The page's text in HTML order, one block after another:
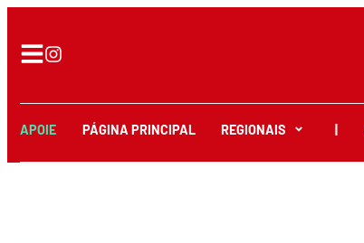
APOIE PÁGINA PRINCIPAL REGIONAIS